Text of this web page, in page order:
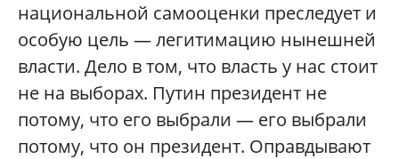
национальной самооценки преследует и
особую цель — легитимацию нынешней
власти. Дело в том, что власть у нас стоит
не на выборах. Путин президент не
потому, что его выбрали — его выбрали
потому, что он президент. Оправдывают